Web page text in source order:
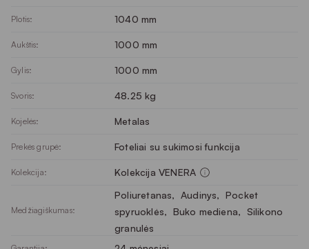
Plotis: 1040 mm
Aukštis: 1000 mm
Gylis: 1000 mm
Svoris: 48.25 kg
Kojelės: Metalas
Prekės grupė: Foteliai su sukimosi funkcija
Kolekcija: Kolekcija VENERA
Medžiagiškumas:
Poliuretanas, Audinys, Pocket
spyruoklės, Buko mediena, Silikono
granulės